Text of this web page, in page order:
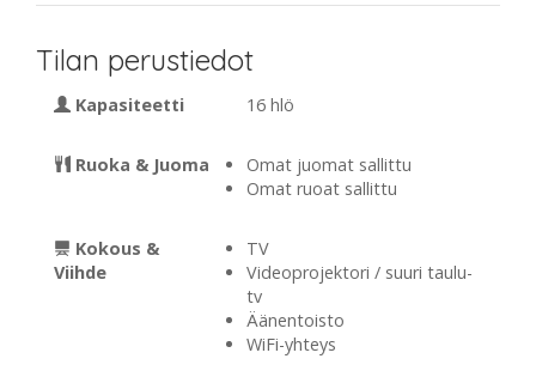
Tilan perustiedot
Kapasiteetti 16 hlö
Ruoka & Juoma
Omat juomat sallittu
Omat ruoat sallittu
Kokous &
Viihde
TV
Videoprojektori / suuri taulu-
tv
Äänentoisto
WiFi-yhteys